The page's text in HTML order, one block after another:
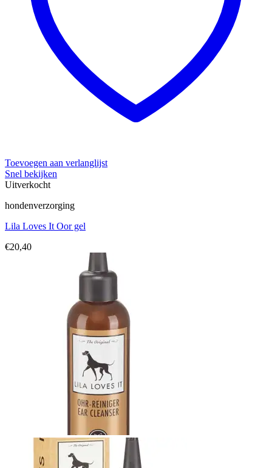
Toevoegen aan verlanglijst
Snel bekijken
Uitverkocht
hondenverzorging
Lila Loves It Oor gel
€20,40